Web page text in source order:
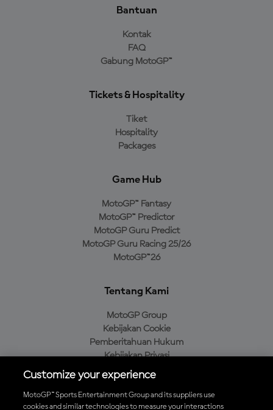
Bantuan
Kontak
FAQ
Gabung MotoGP™
Tickets & Hospitality
Tiket
Hospitality
Packages
Game Hub
MotoGP™ Fantasy
MotoGP™ Predictor
MotoGP Guru Predict
MotoGP Guru Racing 25/26
MotoGP™26
Tentang Kami
MotoGP Group
Kebijakan Cookie
Pemberitahuan Hukum
Kebijakan Privasi
Kebijakan Pembelian
Customize your experience
MotoGP™ Sports Entertainment Group and its suppliers use
cookies and similar technologies to measure your interactions